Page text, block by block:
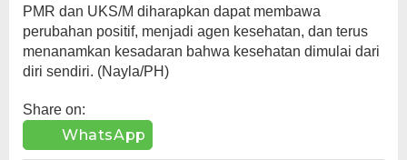
PMR dan UKS/M diharapkan dapat membawa
perubahan positif, menjadi agen kesehatan, dan terus
menanamkan kesadaran bahwa kesehatan dimulai dari
diri sendiri. (Nayla/PH)
Share on:
WhatsApp